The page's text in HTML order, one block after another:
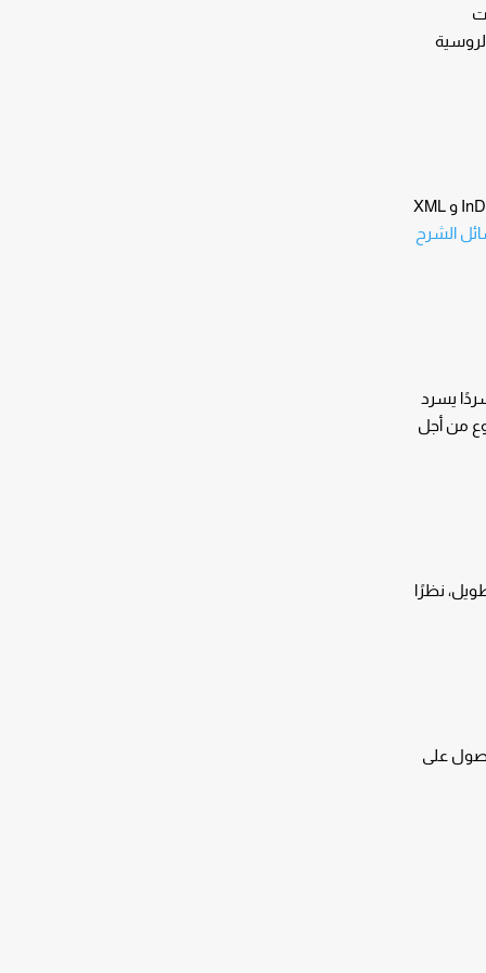
تتم كتابة معظم المستندات الفنية في برنامج MS Word لكننا ندعم أيضًا تنسيقات ملفات أخرى مثل Adobe Framemaker و InDesign و XML
الشرح
يسرد
من أجل
نظرًا
على